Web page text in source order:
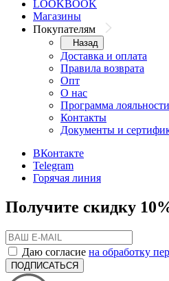
LOOKBOOK
Магазины
Покупателям
Назад
Доставка и оплата
Правила возврата
Опт
О нас
Программа лояльности
Контакты
Документы и
ВКонтакте
Telegram
Горячая линия
Получите скидку
Даю согласие на обработку
ПОДПИСАТЬСЯ